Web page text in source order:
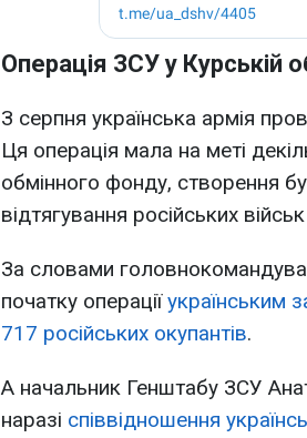
Операція ЗСУ у Курській
З серпня українська армія
Ця операція мала на меті
обмінного фонду, створення
відтягування російських
За словами
початку операціїукраїнським
717 російських окупантів.
А начальник Генштабу ЗСУ
наразі співвідношення